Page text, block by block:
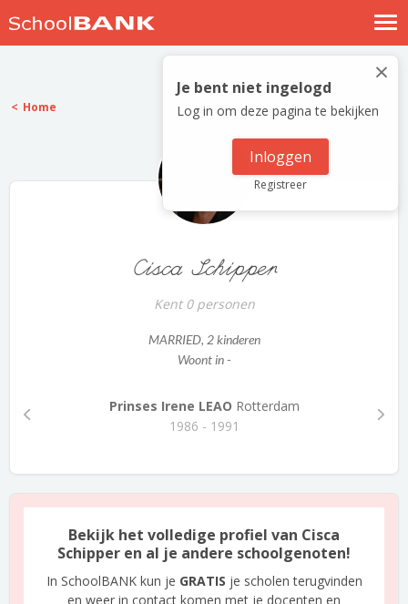
Nostalgische verhalen
Log in
Meld je gratis aan
×
Je bent niet ingelogd
Log in om deze pagina te bekijken
Inloggen
Registreer
Home
Cisca Schipper
Kent 0 personen
MARRIED, 2 kinderen
Woont in -
Prinses Irene LEAO Rotterdam
1986 - 1991
Bekijk het volledige profiel van Cisca
Schipper en al je andere schoolgenoten!
In SchoolBANK kun je GRATIS je scholen terugvinden
en weer in contact komen met je docenten en